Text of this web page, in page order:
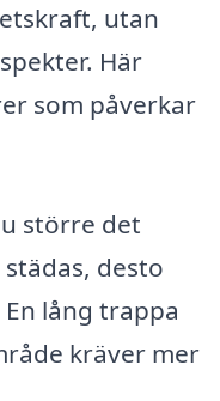
utan
Här
som påverkar
större det
desto
lång trappa
kräver mer